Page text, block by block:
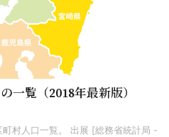
一覧（2018年最新版）
村人口一覧。 出展 [総務省統計局 -